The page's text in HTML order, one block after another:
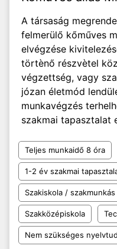
A társaság
felmerülő kőműves
elvégzése
törtènő részvètel
végzettség, vagy
józan életmód
munkavégzés
szakmai tapasztalat
Teljes munkaidő 8 óra
1-2 év szakmai
Szakiskola /
Szakközépiskola
Nem szükséges